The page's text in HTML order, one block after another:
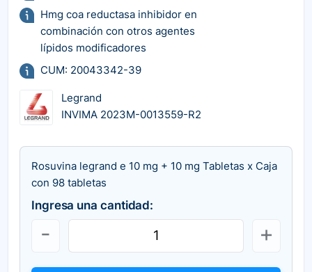
Hmg coa reductasa inhibidor en
combinación con otros agentes
lípidos modificadores
CUM: 20043342-39
Legrand
INVIMA 2023M-0013559-R2
Rosuvina legrand e 10 mg + 10 mg Tabletas x Caja
con 98 tabletas
Ingresa una cantidad: